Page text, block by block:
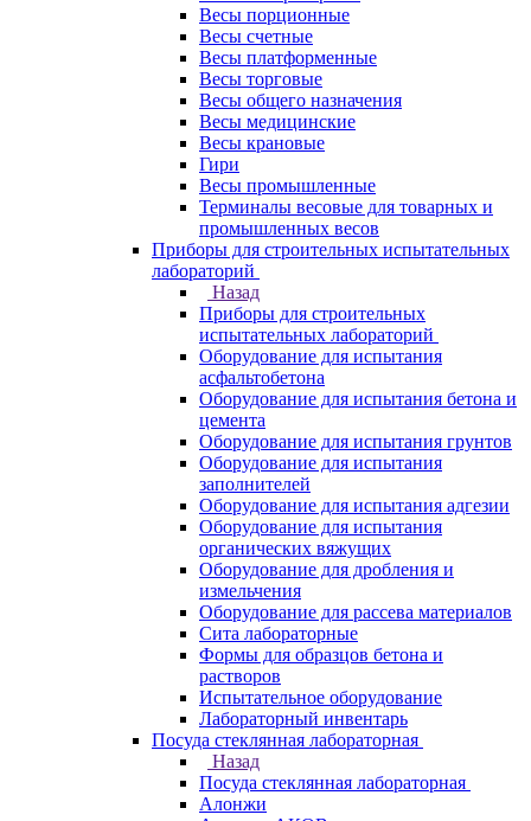
Весы порционные
Весы счетные
Весы платформенные
Весы торговые
Весы общего назначения
Весы медицинские
Весы крановые
Гири
Весы промышленные
Терминалы весовые для товарных и
промышленных весов
Приборы для строительных испытательных
лабораторий
Назад
Приборы для строительных
испытательных лабораторий
Оборудование для испытания
асфальтобетона
Оборудование для испытания бетона и
цемента
Оборудование для испытания грунтов
Оборудование для испытания
заполнителей
Оборудование для испытания адгезии
Оборудование для испытания
органических вяжущих
Оборудование для дробления и
измельчения
Оборудование для рассева материалов
Сита лабораторные
Формы для образцов бетона и
растворов
Испытательное оборудование
Лабораторный инвентарь
Посуда стеклянная лабораторная
Назад
Посуда стеклянная лабораторная
Алонжи